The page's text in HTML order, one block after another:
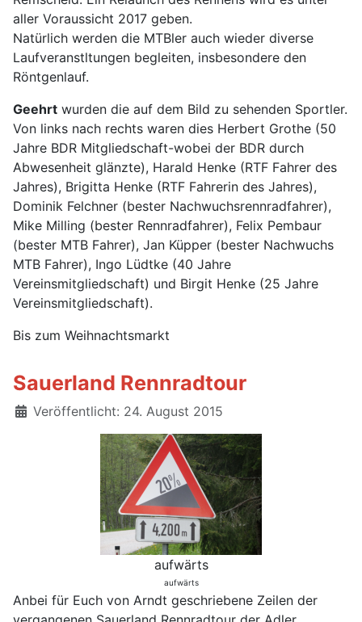
aller Voraussicht 2017 geben.
Natürlich werden die MTBler auch wieder diverse
Laufveranstltungen begleiten, insbesondere den
Röntgenlauf.
Geehrt wurden die auf dem Bild zu sehenden Sportler.
Von links nach rechts waren dies Herbert Grothe (50
Jahre BDR Mitgliedschaft-wobei der BDR durch
Abwesenheit glänzte), Harald Henke (RTF Fahrer des
Jahres), Brigitta Henke (RTF Fahrerin des Jahres),
Dominik Felchner (bester Nachwuchsrennradfahrer),
Mike Milling (bester Rennradfahrer), Felix Pembaur
(bester MTB Fahrer), Jan Küpper (bester Nachwuchs
MTB Fahrer), Ingo Lüdtke (40 Jahre
Vereinsmitgliedschaft) und Birgit Henke (25 Jahre
Vereinsmitgliedschaft).
Bis zum Weihnachtsmarkt
Sauerland Rennradtour
Details
Veröffentlicht: 24. August 2015
aufwärts
aufwärts
Anbei für Euch von Arndt geschriebene Zeilen der